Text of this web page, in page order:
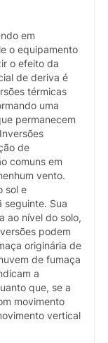
em
o equipamento
o efeito da
de deriva é
térmicas
uma
permanecem
de
comuns em
vento.
sol e
seguinte. Sua
ao nível do solo,
podem
originária de
de fumaça
a
que, se a
movimento
vertical